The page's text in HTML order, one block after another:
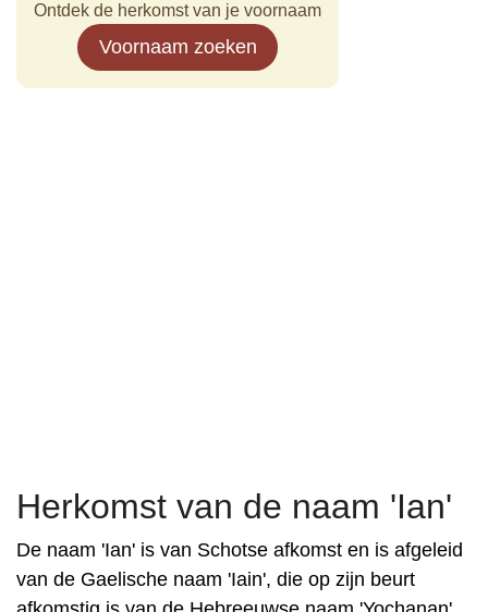
Ontdek de herkomst van je voornaam
Voornaam zoeken
Herkomst van de naam 'Ian'
De naam 'Ian' is van Schotse afkomst en is afgeleid
van de Gaelische naam 'Iain', die op zijn beurt